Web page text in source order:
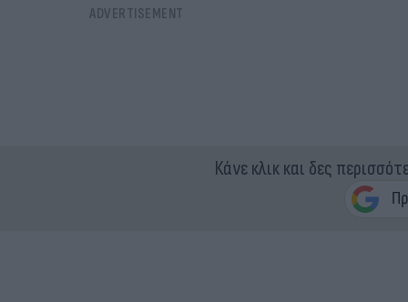
Κάνε κλικ και δες